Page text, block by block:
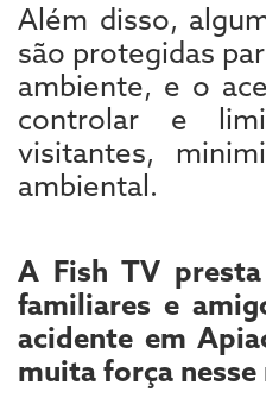
Além disso,
são protegidas
ambiente, e o
controlar e
visitantes,
ambiental.
A Fish TV
familiares e
acidente em
muita força